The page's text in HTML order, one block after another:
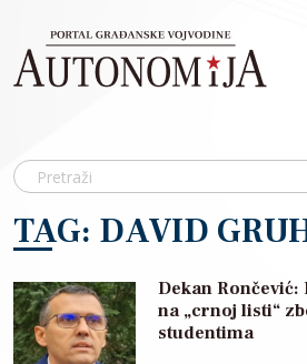
TAG: DAVID
Dekan Rončević:
na „crnoj listi“
studentima